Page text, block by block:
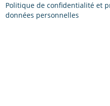
Politique de confidentialité et
données personnelles